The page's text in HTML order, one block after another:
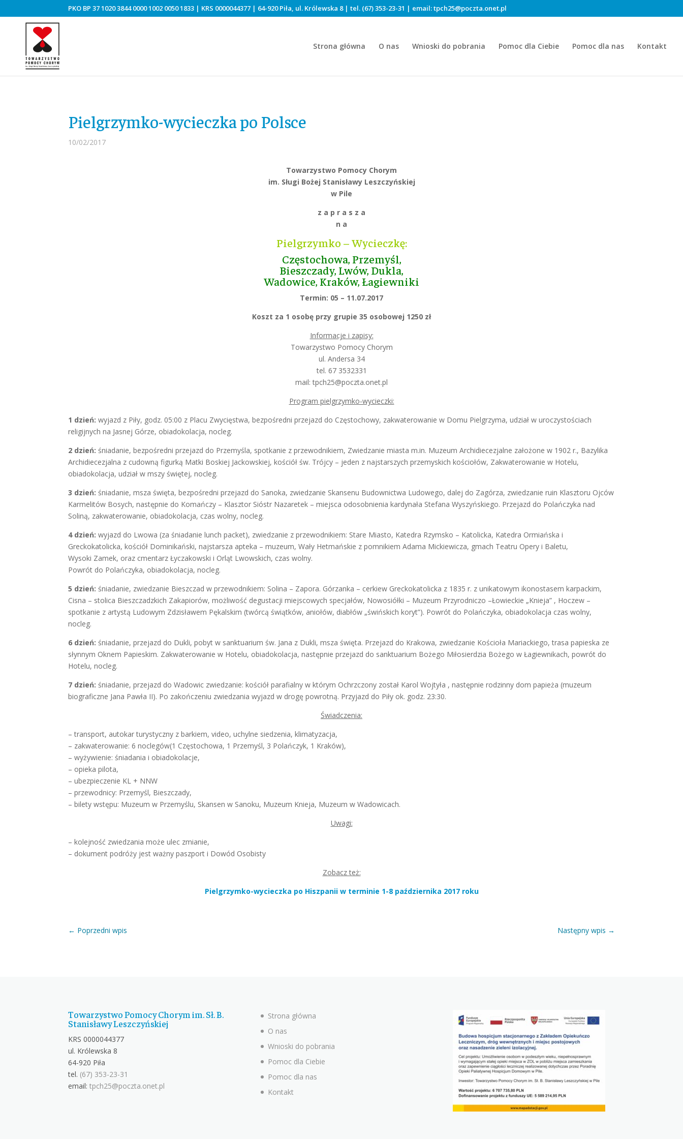
PKO BP 37 1020 3844 0000 1002 0050 1833 | KRS 0000044377 | 64-920 Piła, ul. Królewska 8 | tel. (67) 353-23-31 | email:tpch25@poczta.onet.pl
Strona główna O nas Wnioski do pobrania Pomoc dla Ciebie Pomoc dla nas Kontakt
Pielgrzymko-wycieczka po Polsce
10/02/2017
Towarzystwo Pomocy Chorym
im. Sługi Bożej Stanisławy Leszczyńskiej
w Pile
z a p r a s z a
n a
Pielgrzymko – Wycieczkę:
Częstochowa, Przemyśl,
Bieszczady, Lwów, Dukla,
Wadowice, Kraków, Łagiewniki
Termin: 05 – 11.07.2017
Koszt za 1 osobę przy grupie 35 osobowej 1250 zł
Informacje i zapisy:
Towarzystwo Pomocy Chorym
ul. Andersa 34
tel. 67 3532331
mail: tpch25@poczta.onet.pl
Program pielgrzymko-wycieczki:
1 dzień: wyjazd z Piły, godz. 05:00 z Placu Zwycięstwa, bezpośredni przejazd do Częstochowy, zakwaterowanie w Domu Pielgrzyma, udział w uroczystościach
religijnych na Jasnej Górze, obiadokolacja, nocleg.
2 dzień: śniadanie, bezpośredni przejazd do Przemyśla, spotkanie z przewodnikiem, Zwiedzanie miasta m.in. Muzeum Archidiecezjalne założone w 1902 r., Bazylika
Archidiecezjalna z cudowną figurką Matki Boskiej Jackowskiej, kościół św. Trójcy – jeden z najstarszych przemyskich kościołów, Zakwaterowanie w Hotelu,
obiadokolacja, udział w mszy świętej, nocleg.
3 dzień: śniadanie, msza święta, bezpośredni przejazd do Sanoka, zwiedzanie Skansenu Budownictwa Ludowego, dalej do Zagórza, zwiedzanie ruin Klasztoru Ojców
Karmelitów Bosych, następnie do Komańczy – Klasztor Sióstr Nazaretek – miejsca odosobnienia kardynała Stefana Wyszyńskiego. Przejazd do Polańczyka nad
Soliną, zakwaterowanie, obiadokolacja, czas wolny, nocleg.
4 dzień: wyjazd do Lwowa (za śniadanie lunch packet), zwiedzanie z przewodnikiem: Stare Miasto, Katedra Rzymsko – Katolicka, Katedra Ormiańska i
Greckokatolicka, kościół Dominikański, najstarsza apteka – muzeum, Wały Hetmańskie z pomnikiem Adama Mickiewicza, gmach Teatru Opery i Baletu,
Wysoki Zamek, oraz cmentarz Łyczakowski i Orląt Lwowskich, czas wolny.
Powrót do Polańczyka, obiadokolacja, nocleg.
5 dzień: śniadanie, zwiedzanie Bieszczad w przewodnikiem: Solina – Zapora. Górzanka – cerkiew Greckokatolicka z 1835 r. z unikatowym ikonostasem karpackim,
Cisna – stolica Bieszczadzkich Zakapiorów, możliwość degustacji miejscowych specjałów, Nowosiółki – Muzeum Przyrodniczo –Łowieckie „Knieja” , Hoczew –
spotkanie z artystą Ludowym Zdzisławem Pękalskim (twórcą świątków, aniołów, diabłów „świńskich koryt”). Powrót do Polańczyka, obiadokolacja czas wolny,
nocleg.
6 dzień: śniadanie, przejazd do Dukli, pobyt w sanktuarium św. Jana z Dukli, msza święta. Przejazd do Krakowa, zwiedzanie Kościoła Mariackiego, trasa papieska ze
słynnym Oknem Papieskim. Zakwaterowanie w Hotelu, obiadokolacja, następnie przejazd do sanktuarium Bożego Miłosierdzia Bożego w Łagiewnikach, powrót do
Hotelu, nocleg.
7 dzień: śniadanie, przejazd do Wadowic zwiedzanie: kościół parafialny w którym Ochrzczony został Karol Wojtyła , następnie rodzinny dom papieża (muzeum
biograficzne Jana Pawła II). Po zakończeniu zwiedzania wyjazd w drogę powrotną. Przyjazd do Piły ok. godz. 23:30.
Świadczenia:
– transport, autokar turystyczny z barkiem, video, uchylne siedzenia, klimatyzacja,
– zakwaterowanie: 6 noclegów(1 Częstochowa, 1 Przemyśl, 3 Polańczyk, 1 Kraków),
– wyżywienie: śniadania i obiadokolacje,
– opieka pilota,
– ubezpieczenie KL + NNW
– przewodnicy: Przemyśl, Bieszczady,
– bilety wstępu: Muzeum w Przemyślu, Skansen w Sanoku, Muzeum Knieja, Muzeum w Wadowicach.
Uwagi:
– kolejność zwiedzania może ulec zmianie,
– dokument podróży jest ważny paszport i Dowód Osobisty
Zobacz też:
Pielgrzymko-wycieczka po Hiszpanii w terminie 1-8 października 2017 roku
← Poprzedni wpis Następny wpis →
Towarzystwo Pomocy Chorym im. Sł. B.
Stanisławy Leszczyńskiej
KRS 0000044377
ul. Królewska 8
64-920 Piła
tel. (67) 353-23-31
email:tpch25@poczta.onet.pl
Strona główna
O nas
Wnioski do pobrania
Pomoc dla Ciebie
Pomoc dla nas
Kontakt